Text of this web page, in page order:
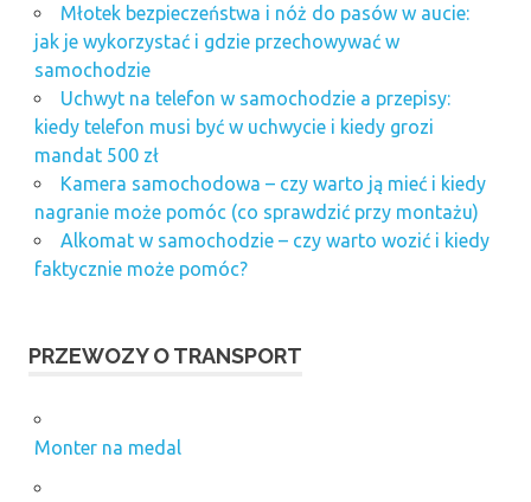
Młotek bezpieczeństwa i nóż do pasów w aucie:
jak je wykorzystać i gdzie przechowywać w
samochodzie
Uchwyt na telefon w samochodzie a przepisy:
kiedy telefon musi być w uchwycie i kiedy grozi
mandat 500 zł
Kamera samochodowa – czy warto ją mieć i kiedy
nagranie może pomóc (co sprawdzić przy montażu)
Alkomat w samochodzie – czy warto wozić i kiedy
faktycznie może pomóc?
PRZEWOZY O TRANSPORT
Monter na medal